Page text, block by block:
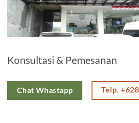
Konsultasi & Pemesanan
Chat Whastapp Telp.